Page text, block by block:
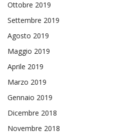
Ottobre 2019
Settembre 2019
Agosto 2019
Maggio 2019
Aprile 2019
Marzo 2019
Gennaio 2019
Dicembre 2018
Novembre 2018